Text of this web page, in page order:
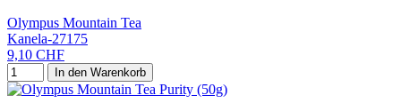
Olympus Mountain Tea
Kanela-27175
9,10 CHF
In den Warenkorb